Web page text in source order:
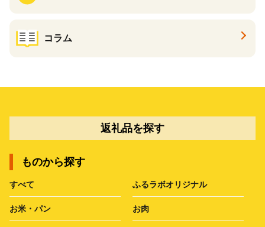
コラム
返礼品を探す
ものから探す
すべて ふるラボオリジナル
お米・パン お肉